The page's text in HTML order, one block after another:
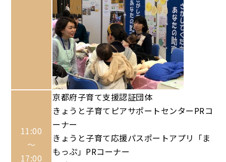
11:00
～
17:00
京都府子育て支援認証団体
きょうと子育てピアサポートセンターPRコ
ーナー
きょうと子育て応援パスポートアプリ「ま
もっぷ」PRコーナー